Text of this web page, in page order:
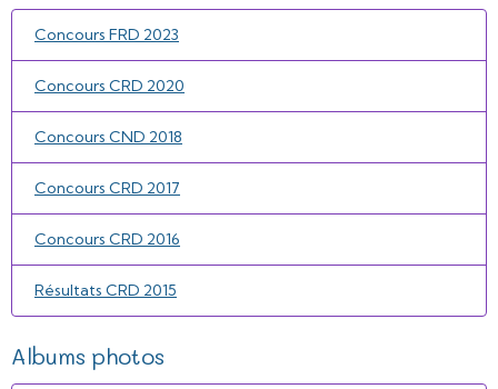
Concours FRD 2023
Concours CRD 2020
Concours CND 2018
Concours CRD 2017
Concours CRD 2016
Résultats CRD 2015
Albums photos